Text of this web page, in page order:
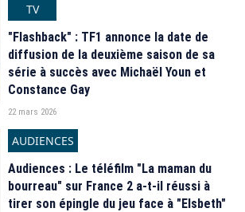
TV
"Flashback" : TF1 annonce la date de
diffusion de la deuxième saison de sa
série à succès avec Michaël Youn et
Constance Gay
22 mars 2026
AUDIENCES
Audiences : Le téléfilm "La maman du
bourreau" sur France 2 a-t-il réussi à
tirer son épingle du jeu face à "Elsbeth"